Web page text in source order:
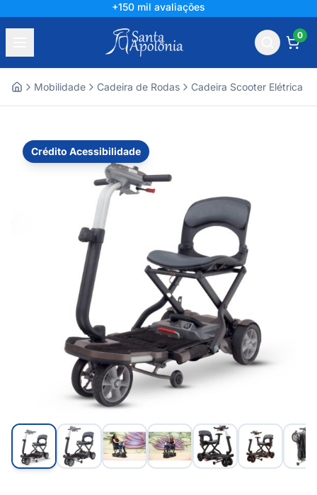
+150 mil avaliações
0
Mobilidade Cadeira de Rodas Cadeira Scooter Elétrica
Crédito Acessibilidade